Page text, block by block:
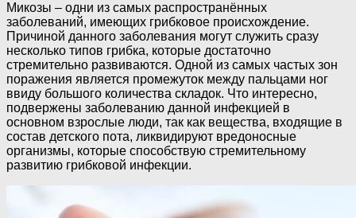
Микозы – одни из самых распространённых
заболеваний, имеющих грибковое происхождение.
Причиной данного заболевания могут служить сразу
несколько типов грибка, которые достаточно
стремительно развиваются. Одной из самых частых зон
поражения является промежуток между пальцами ног
ввиду большого количества складок. Что интересно,
подвержены заболеванию данной инфекцией в
основном взрослые люди, так как вещества, входящие в
состав детского пота, ликвидируют вредоносные
организмы, которые способствую стремительному
развитию грибковой инфекции.